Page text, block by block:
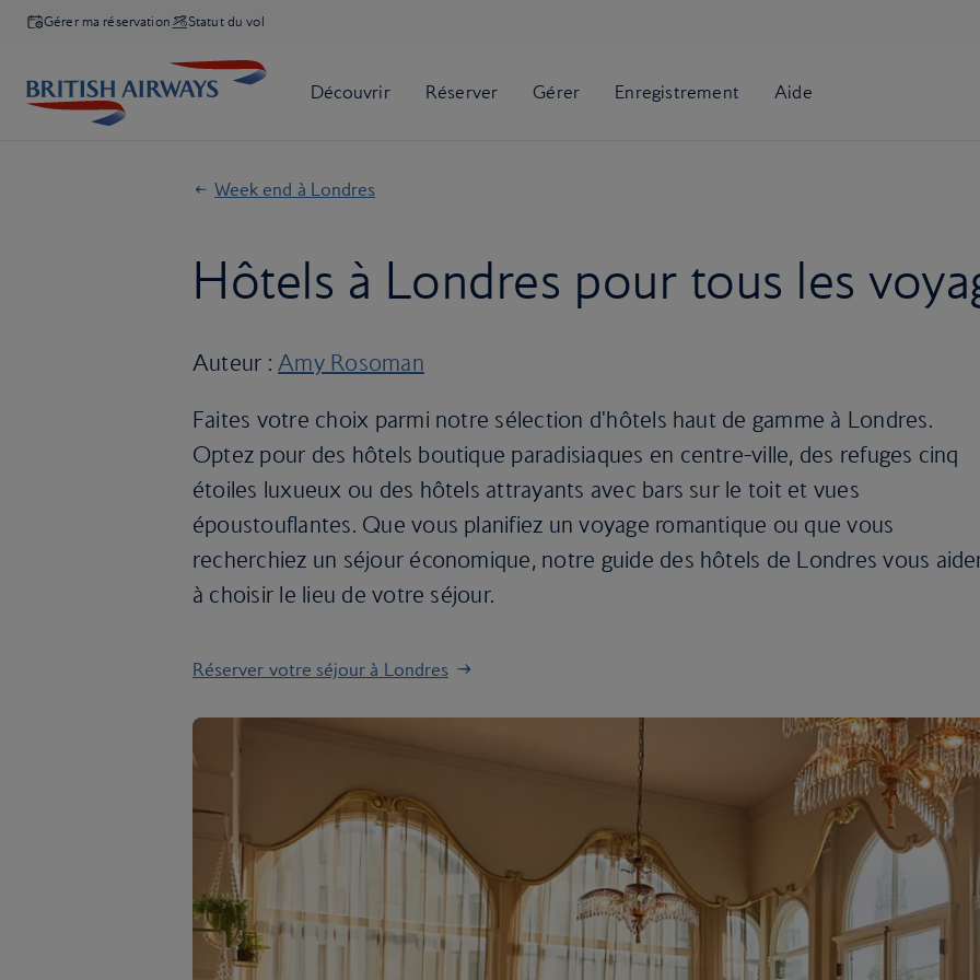
Gérer ma réservation Statut du vol
Week end à Londres
Hôtels à Londres pour tous les
Auteur :Amy Rosoman
Faites votre choix parmi notre sélection d'hôtels haut de gamme à Londres.
Optez pour des hôtels boutique paradisiaques en centre-ville, des refuges cinq
étoiles luxueux ou des hôtels attrayants avec bars sur le toit et vues
époustouflantes. Que vous planifiez un voyage romantique ou que vous
recherchiez un séjour économique, notre guide des hôtels de Londres vous
à choisir le lieu de votre séjour.
Réserver votre séjour à Londres